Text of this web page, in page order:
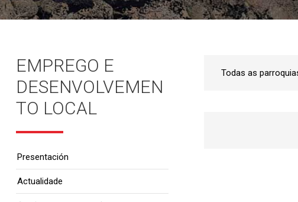
EMPREGO E
DESENVOLVEMEN
TO LOCAL
Presentación
Actualidade